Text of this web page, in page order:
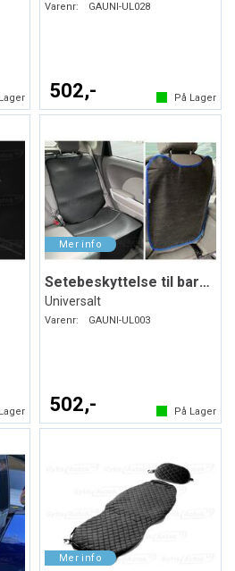
Varenr: GAUNI-UL028
502,- På Lager
Setebeskyttelse til barneseter. Svart
Universalt
Varenr: GAUNI-UL003
502,- På Lager